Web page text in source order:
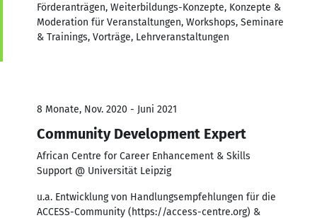
Förderanträgen, Weiterbildungs-Konzepte, Konzepte &
Moderation für Veranstaltungen, Workshops, Seminare
& Trainings, Vorträge, Lehrveranstaltungen
8 Monate, Nov. 2020 - Juni 2021
Community Development Expert
African Centre for Career Enhancement & Skills
Support @ Universität Leipzig
u.a. Entwicklung von Handlungsempfehlungen für die
ACCESS-Community (https://access-centre.org) &